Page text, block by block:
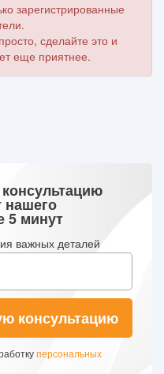
зарегистрированные
сделайте это и
еще приятнее.
нашего
5 минут
важных деталей
консультацию
персональных